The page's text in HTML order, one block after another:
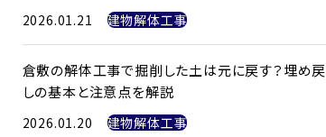
2026.01.21 建物解体工事
倉敷の解体工事で掘削した土は元に戻す？埋め戻
しの基本と注意点を解説
2026.01.20 建物解体工事